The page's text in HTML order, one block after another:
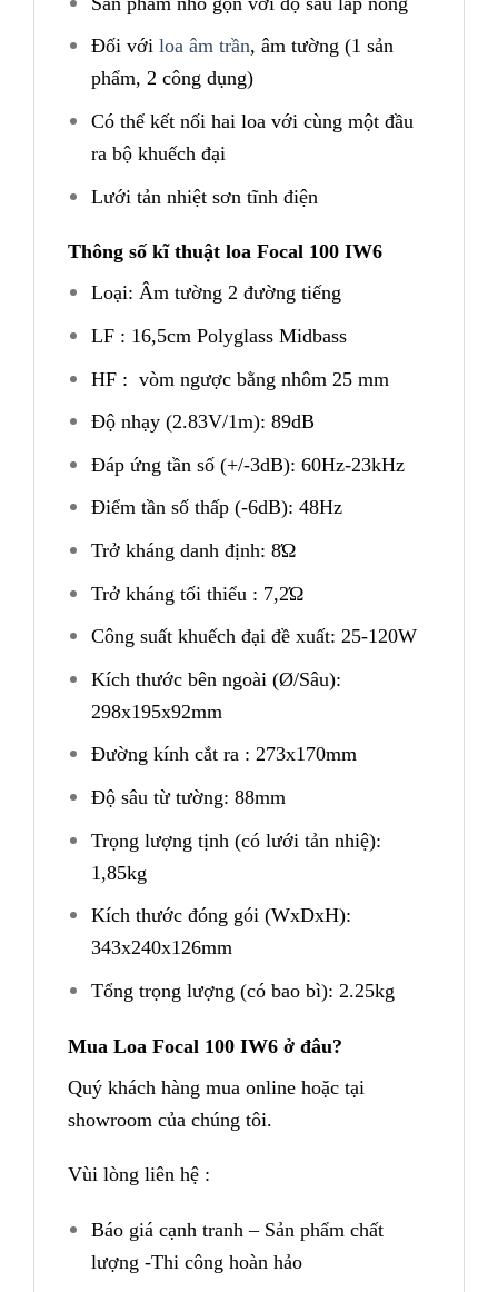
Đối với loa âm trần, âm tường (1 sản
phẩm, 2 công dụng)
Có thể kết nối hai loa với cùng một đầu
ra bộ khuếch đại
Lưới tản nhiệt sơn tĩnh điện
Thông số kĩ thuật loa Focal 100 IW6
Loại: Âm tường 2 đường tiếng
LF : 16,5cm Polyglass Midbass
HF : vòm ngược bằng nhôm 25 mm
Độ nhạy (2.83V/1m): 89dB
Đáp ứng tần số (+/-3dB): 60Hz-23kHz
Điểm tần số thấp (-6dB): 48Hz
Trở kháng danh định: 8Ώ
Trở kháng tối thiểu : 7,2Ώ
Công suất khuếch đại đề xuất: 25-120W
Kích thước bên ngoài (Ø/Sâu):
298x195x92mm
Đường kính cắt ra : 273x170mm
Độ sâu từ tường: 88mm
Trọng lượng tịnh (có lưới tản nhiệ):
1,85kg
Kích thước đóng gói (WxDxH):
343x240x126mm
Tổng trọng lượng (có bao bì): 2.25kg
Mua Loa Focal 100 IW6 ở đâu?
Quý khách hàng mua online hoặc tại
showroom của chúng tôi.
Vùi lòng liên hệ :
Báo giá cạnh tranh – Sản phẩm chất
lượng -Thi công hoàn hảo